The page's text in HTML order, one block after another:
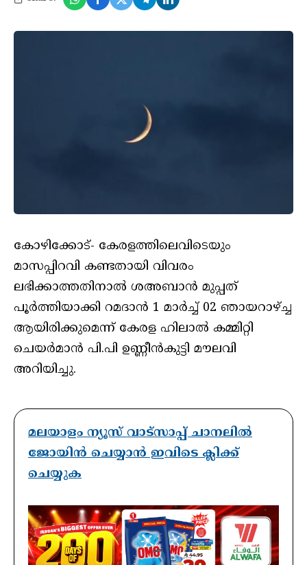
കോഴിക്കോട്- കേരളത്തിലെവിടെയും
മാസപ്പിറവി കണ്ടതായി വിവരം
ലഭിക്കാത്തതിനാല്‍ ശഅബാന്‍ മുപ്പത്
പൂര്‍ത്തിയാക്കി റമദാന്‍ 1 മാര്‍ച്ച് 02 ഞായറാഴ്ച്ച
ആയിരിക്കുമെന്ന് കേരള ഹിലാല്‍ കമ്മിറ്റി
ചെയര്‍മാന്‍ പി.പി ഉണ്ണീന്‍കുട്ടി മൗലവി
അറിയിച്ചു.
മലയാളം ന്യൂസ് വാട്സാപ്പ് ചാനലിൽ
ജോയിൻ ചെയ്യാൻ ഇവിടെ ക്ലിക്ക്
ചെയ്യുക